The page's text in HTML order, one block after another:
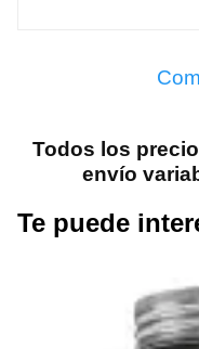
Todos los
envío
Te puede